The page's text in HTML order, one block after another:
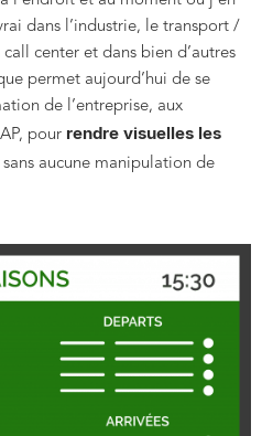
dans l’industrie, le transport /
center et dans bien d’autres
permet aujourd’hui de se
de l’entreprise, aux
pour rendre visuelles les
sans aucune manipulation de